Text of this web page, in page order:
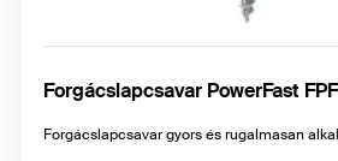
Forgácslapcsavar PowerFast
Forgácslapcsavar gyors és rugalmasan